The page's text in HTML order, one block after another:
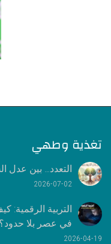
تغذية وطهي
التعدد… بين عدل
2026-07-02
التربية
في عصر بلا حدود؟
2026-04-19